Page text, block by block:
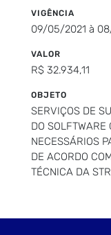
VIGÊNCIA
09/05/2021 à
VALOR
R$ 32.934,11
OBJETO
SERVIÇOS DE
DO SOLFTWARE
NECESSÁRIOS
DE ACORDO
TÉCNICA DA